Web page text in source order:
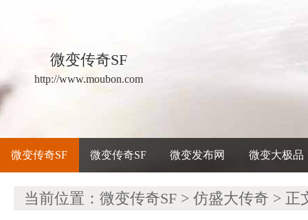
微变传奇SF
http://www.moubon.com
微变传奇SF 微变传奇SF 微变发布网 微变大极品
当前位置： 微变传奇SF > 仿盛大传奇 > 正